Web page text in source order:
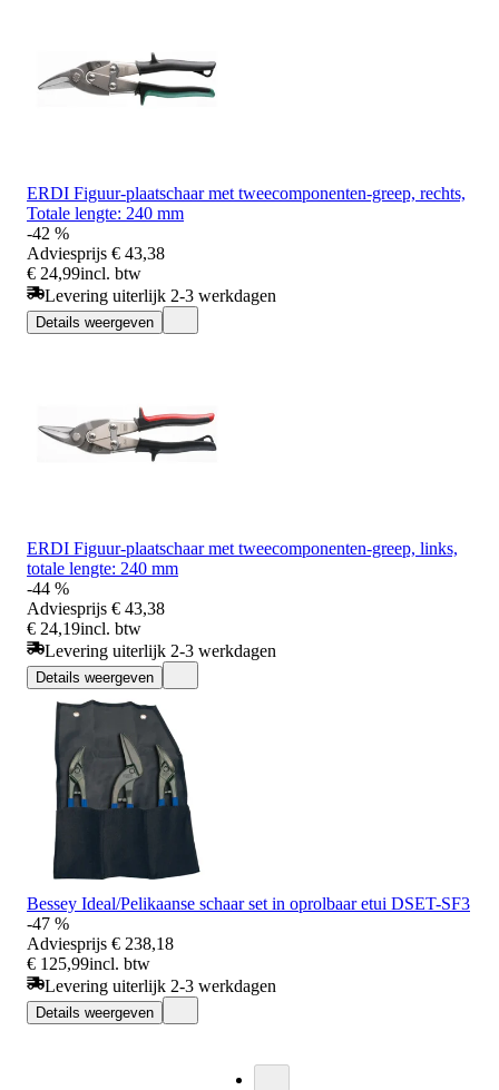
ERDI Figuur-plaatschaar met tweecomponenten-greep, rechts,
Totale lengte: 240 mm
-42 %
Adviesprijs € 43,38
€ 24,99incl. btw
Levering uiterlijk 2-3 werkdagen
Details weergeven
ERDI Figuur-plaatschaar met tweecomponenten-greep, links,
totale lengte: 240 mm
-44 %
Adviesprijs € 43,38
€ 24,19incl. btw
Levering uiterlijk 2-3 werkdagen
Details weergeven
Bessey Ideal/Pelikaanse schaar set in oprolbaar etui DSET-SF3
-47 %
Adviesprijs € 238,18
€ 125,99incl. btw
Levering uiterlijk 2-3 werkdagen
Details weergeven